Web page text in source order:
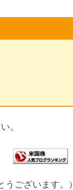
。
ございます。）